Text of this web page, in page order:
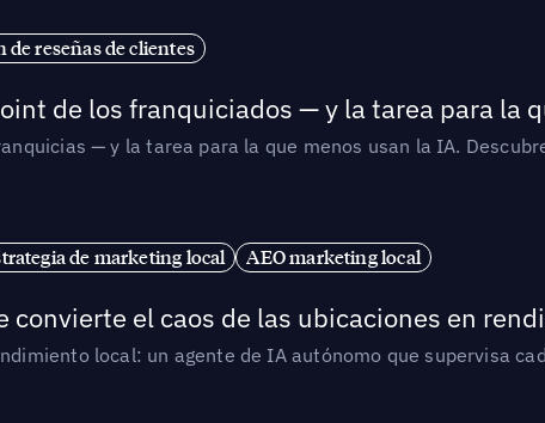
de reseñas de clientes
de los franquiciados — y la tarea para la
— y la tarea para la que menos usan la IA.
de marketing local AEO marketing local
convierte el caos de las ubicaciones en
local: un agente de IA autónomo que supervisa